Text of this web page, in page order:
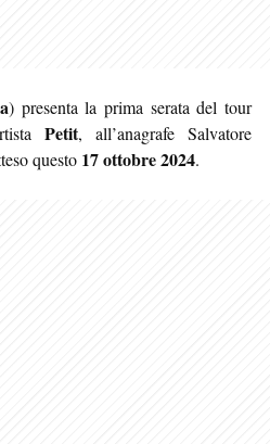
) presenta la prima serata del tour
Petit, all’anagrafe Salvatore
questo 17 ottobre 2024.